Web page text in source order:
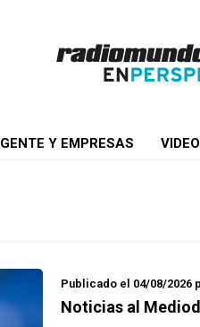
GENTE Y EMPRESAS
Publicado el 04/08/2026
Noticias al